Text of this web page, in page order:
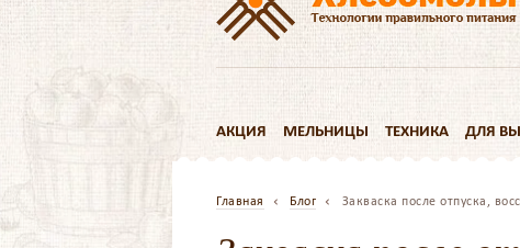
АКЦИЯ МЕЛЬНИЦЫ ТЕХНИКА ДЛЯ
Главная Блог Закваска после отпуска,